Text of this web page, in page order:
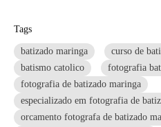
Tags
batizado maringa
curso de
batismo catolico
fotografia
fotografia de batizado maringa
especializado em fotografia de
orcamento fotografa de batizado